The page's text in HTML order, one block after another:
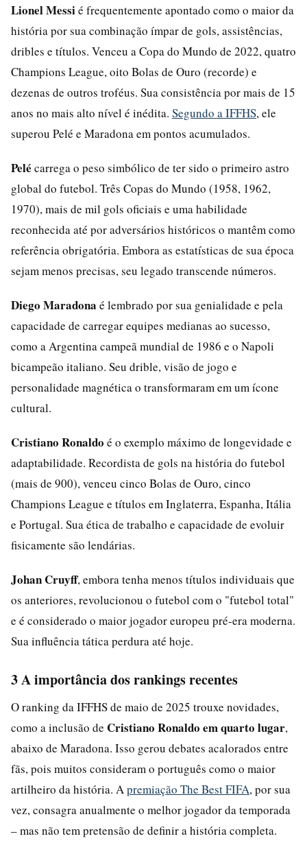
Lionel Messié frequentemente apontado como o maior da
história por sua combinação ímpar de gols, assistências,
dribles e títulos. Venceu a Copa do Mundo de 2022, quatro
Champions League, oito Bolas de Ouro (recorde) e
dezenas de outros troféus. Sua consistência por mais de 15
anos no mais alto nível é inédita. Segundo a IFFHS, ele
superou Pelé e Maradona em pontos acumulados.
Pelé carrega o peso simbólico de ter sido o primeiro astro
global do futebol. Três Copas do Mundo (1958, 1962,
1970), mais de mil gols oficiais e uma habilidade
reconhecida até por adversários históricos o mantêm como
referência obrigatória. Embora as estatísticas de sua época
sejam menos precisas, seu legado transcende números.
Diego Maradona é lembrado por sua genialidade e pela
capacidade de carregar equipes medianas ao sucesso,
como a Argentina campeã mundial de 1986 e o Napoli
bicampeão italiano. Seu drible, visão de jogo e
personalidade magnética o transformaram em um ícone
cultural.
Cristiano Ronaldo é o exemplo máximo de longevidade e
adaptabilidade. Recordista de gols na história do futebol
(mais de 900), venceu cinco Bolas de Ouro, cinco
Champions League e títulos em Inglaterra, Espanha, Itália
e Portugal. Sua ética de trabalho e capacidade de evoluir
fisicamente são lendárias.
Johan Cruyff, embora tenha menos títulos individuais que
os anteriores, revolucionou o futebol com o "futebol total"
e é considerado o maior jogador europeu pré-era moderna.
Sua influência tática perdura até hoje.
3 A importância dos rankings recentes
O ranking da IFFHS de maio de 2025 trouxe novidades,
como a inclusão de Cristiano Ronaldo em quarto lugar,
abaixo de Maradona. Isso gerou debates acalorados entre
fãs, pois muitos consideram o português como o maior
artilheiro da história. A premiação The Best FIFA, por sua
vez, consagra anualmente o melhor jogador da temporada
– mas não tem pretensão de definir a história completa.